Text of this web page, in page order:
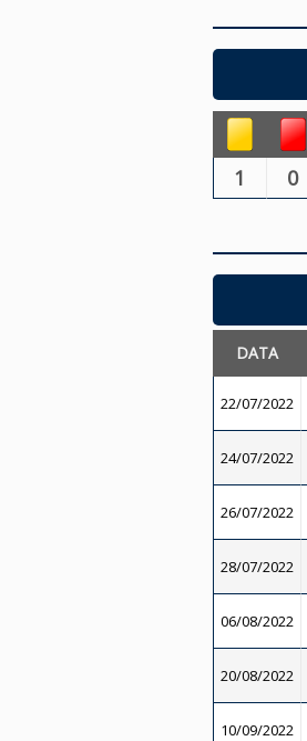
1 0
DATA
22/07/2022
24/07/2022
26/07/2022
28/07/2022
06/08/2022
20/08/2022
10/09/2022